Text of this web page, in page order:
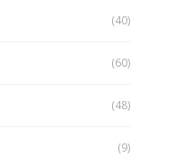
(40)
(60)
(48)
(9)